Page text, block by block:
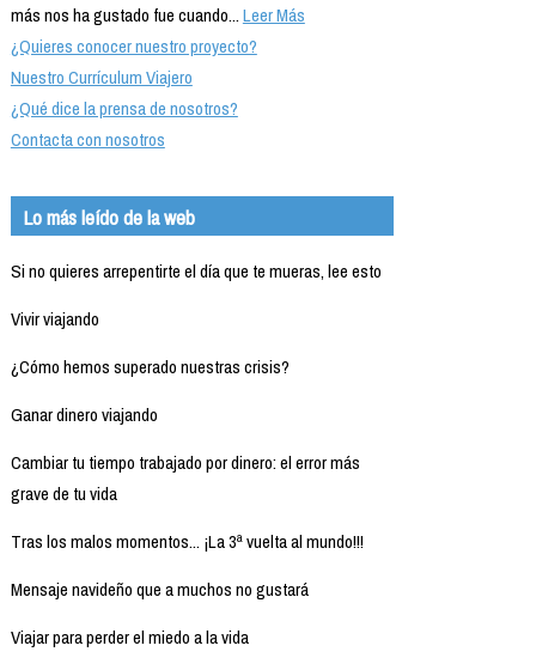
más nos ha gustado fue cuando...Leer Más
¿Quieres conocer nuestro proyecto?
Nuestro Currículum Viajero
¿Qué dice la prensa de nosotros?
Contacta con nosotros
Lo más leído de la web
Si no quieres arrepentirte el día que te mueras, lee esto
Vivir viajando
¿Cómo hemos superado nuestras crisis?
Ganar dinero viajando
Cambiar tu tiempo trabajado por dinero: el error más
grave de tu vida
Tras los malos momentos... ¡La 3ª vuelta al mundo!!!
Mensaje navideño que a muchos no gustará
Viajar para perder el miedo a la vida